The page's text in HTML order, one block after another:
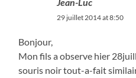
29 juillet 2014 at 8:50
Bonjour,
Mon fils a observe hier
souris noir tout-a-fait